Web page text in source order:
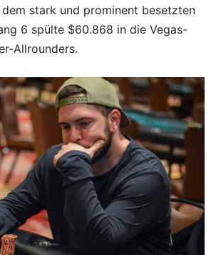
stark und prominent besetzten
6 spülte $60.868 in die Vegas-
Allrounders.